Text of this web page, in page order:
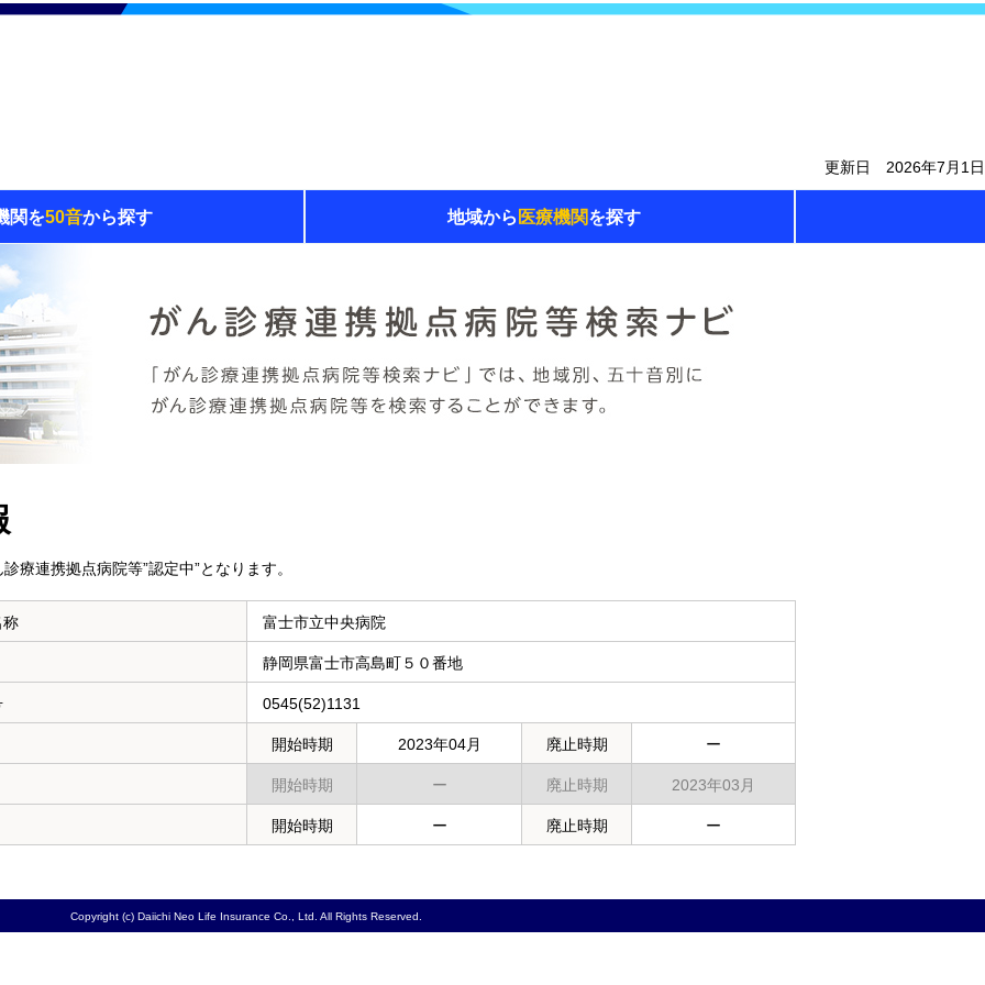
更新日 2026年7月1日
関を50音から探す 地域から 医療機関を探す
療連携拠点病院等”認定中”となります。
富士市立中央病院
静岡県富士市高島町５０番地
0545(52)1131
開始時期 2023年04月 廃止時期 ー
開始時期 ー 廃止時期 2023年03月
開始時期 ー 廃止時期 ー
Copyright (c) Daiichi Neo Life Insurance Co., Ltd. All Rights Reserved.